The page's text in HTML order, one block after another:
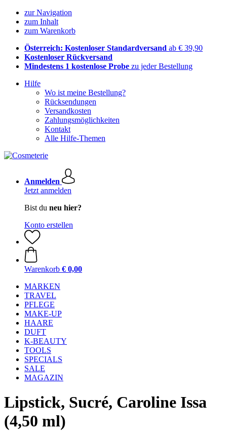
zur Navigation
zum Inhalt
zum Warenkorb
Österreich: Kostenloser Standardversand ab € 39,90
Kostenloser Rückversand
Mindestens 1 kostenlose Probe zu jeder Bestellung
Hilfe
Wo ist meine Bestellung?
Rücksendungen
Versandkosten
Zahlungsmöglichkeiten
Kontakt
Alle Hilfe-Themen
Anmelden
Jetzt anmelden
Bist du neu hier?
Konto erstellen
Warenkorb € 0,00
MARKEN
TRAVEL
PFLEGE
MAKE-UP
HAARE
DUFT
K-BEAUTY
TOOLS
SPECIALS
SALE
MAGAZIN
Lipstick, Sucré, Caroline Issa
(4,50 ml)